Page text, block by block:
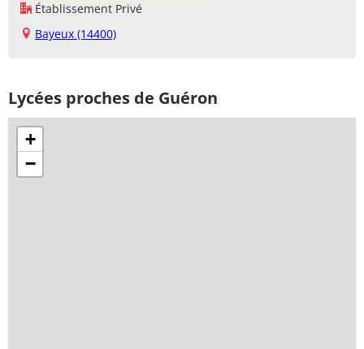
Établissement Privé
Bayeux (14400)
Lycées proches de Guéron
+
−